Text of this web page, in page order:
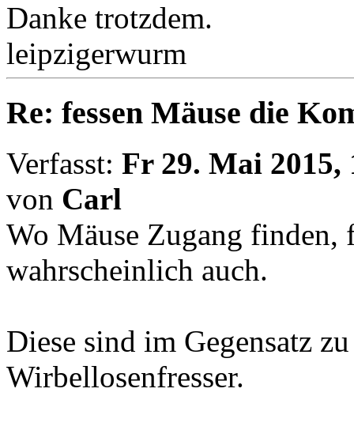
Danke trotzdem.
leipzigerwurm
Re: fessen Mäuse die
Verfasst: Fr 29. Mai 2015,
von Carl
Wo Mäuse Zugang finden,
wahrscheinlich auch.
Diese sind im Gegensatz
Wirbellosenfresser.